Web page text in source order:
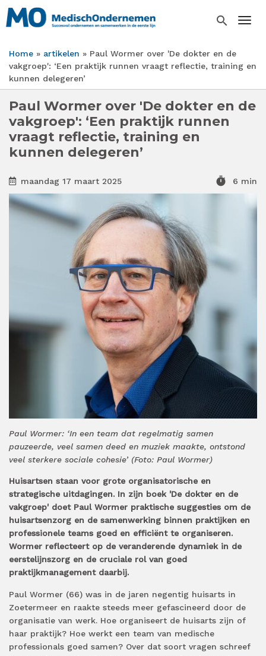
Overslaan
en
inhoud
gaan
search
Kruimelpad
Home artikelen
Paul Wormer over 'De dokter en de
vakgroep': ‘Een praktijk runnen vraagt reflectie, training en
kunnen delegeren’
Paul Wormer over 'De dokter en de
vakgroep': ‘Een praktijk runnen
vraagt reflectie, training en
kunnen delegeren’
maandag 17 maart 2025 timer 6 min
Paul Wormer: ‘In een team dat regelmatig samen
pauzeerde, veel samen deed en muziek maakte, ontstond
veel sterkere sociale cohesie’ (Foto: Paul Wormer)
Huisartsen staan voor grote organisatorische en
strategische uitdagingen. In zijn boek 'De dokter en de
vakgroep' doet Paul Wormer praktische suggesties om de
huisartsenzorg en de samenwerking binnen praktijken en
professionele teams goed en efficiënt te organiseren.
Wormer reflecteert op de veranderende dynamiek in de
eerstelijnszorg en de cruciale rol van goed
praktijkmanagement daarbij.
Paul Wormer (66) was in de jaren negentig huisarts in
Zoetermeer en raakte steeds meer gefascineerd door de
organisatie van werk. Hoe organiseert de huisarts zijn of
haar praktijk? Hoe werkt een team van medische
professionals goed samen? Over dat soort vragen schreef